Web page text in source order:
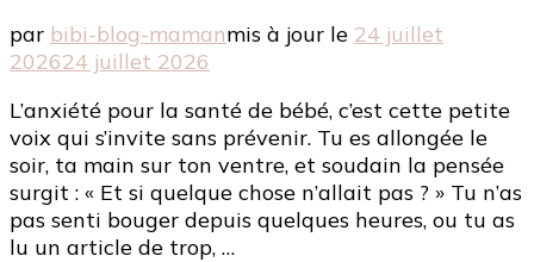
par bibi-blog-mamanmis à jour le 24 juillet
202624 juillet 2026
L’anxiété pour la santé de bébé, c’est cette petite
voix qui s’invite sans prévenir. Tu es allongée le
soir, ta main sur ton ventre, et soudain la pensée
surgit : « Et si quelque chose n’allait pas ? » Tu n’as
pas senti bouger depuis quelques heures, ou tu as
lu un article de trop, …